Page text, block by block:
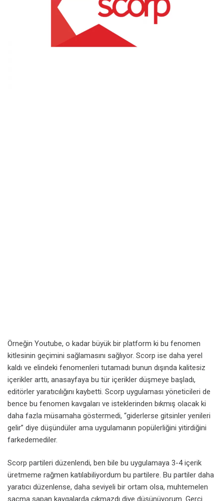
Örneğin Youtube, o kadar büyük bir platform ki bu fenomen
kitlesinin geçimini sağlamasını sağlıyor. Scorp ise daha yerel
kaldı ve elindeki fenomenleri tutamadı bunun dışında kalitesiz
içerikler arttı, anasayfaya bu tür içerikler düşmeye başladı,
editörler yaratıcılığını kaybetti. Scorp uygulaması yöneticileri de
bence bu fenomen kavgaları ve isteklerinden bıkmış olacak ki
daha fazla müsamaha göstermedi, “giderlerse gitsinler yenileri
gelir” diye düşündüler ama uygulamanın popülerliğini yitirdiğini
farkedemediler.
Scorp partileri düzenlendi, ben bile bu uygulamaya 3-4 içerik
üretmeme rağmen katılabiliyordum bu partilere. Bu partiler daha
yaratıcı düzenlense, daha seviyeli bir ortam olsa, muhtemelen
saçma sapan kavgalarda çıkmazdı diye düşünüyorum. Gerçi